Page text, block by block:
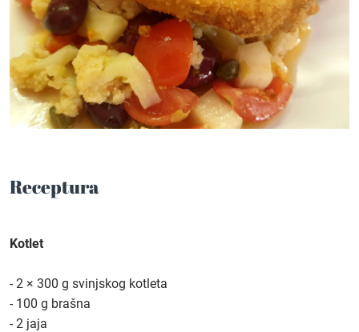
Receptura
Kotlet
- 2 × 300 g svinjskog kotleta
- 100 g brašna
- 2 jaja